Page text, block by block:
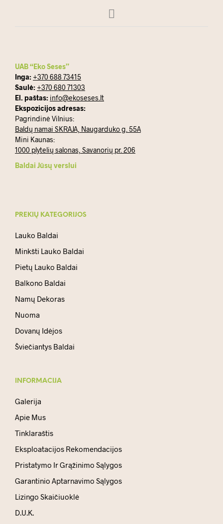
UAB “Eko Seses”
Inga: +370 688 73415
Saulė: +370 680 71303
El. paštas: info@ekoseses.lt
Ekspozicijos adresas:
Pagrindinė Vilnius:
Baldų namai SKRAJA, Naugarduko g. 55A
Mini Kaunas:
1000 plytelių salonas, Savanorių pr. 206
Baldai Jūsų verslui
PREKIŲ KATEGORIJOS
Lauko Baldai
Minkšti Lauko Baldai
Pietų Lauko Baldai
Balkono Baldai
Namų Dekoras
Nuoma
Dovanų Idėjos
Šviečiantys Baldai
INFORMACIJA
Galerija
Apie Mus
Tinklaraštis
Eksploatacijos Rekomendacijos
Pristatymo Ir Grąžinimo Sąlygos
Garantinio Aptarnavimo Sąlygos
Lizingo Skaičiuoklė
D.U.K.